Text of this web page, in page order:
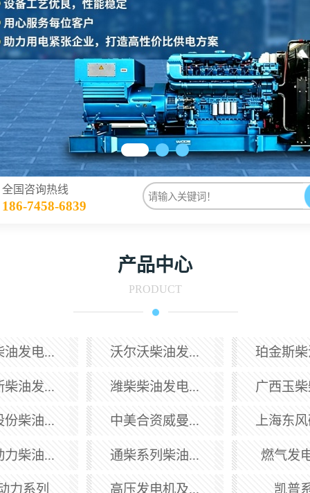
全国咨询热线
186-7458-6839
产品中心
PRODUCT
油发电... 沃尔沃柴油发... 珀金斯
柴油发... 潍柴柴油发电... 广西玉
份柴油... 中美合资威曼... 上海东
力柴油... 通柴系列柴油... 燃气发
力系列 高压发电机及... 凯普